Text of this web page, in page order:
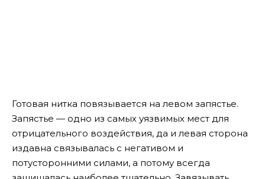
Готовая нитка повязывается на левом запястье.
Запястье — одно из самых уязвимых мест для
отрицательного воздействия, да и левая сторона
издавна связывалась с негативом и
потусторонними силами, а потому всегда